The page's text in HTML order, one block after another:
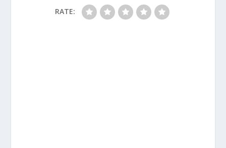
RATE: